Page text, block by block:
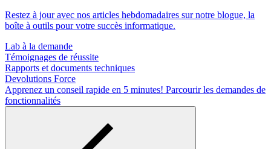
Restez à jour avec nos articles hebdomadaires sur notre blogue, la
boîte à outils pour votre succès informatique.
Lab à la demande
Témoignages de réussite
Rapports et documents techniques
Devolutions Force
Apprenez un conseil rapide en 5 minutes! Parcourir les demandes de
fonctionnalités